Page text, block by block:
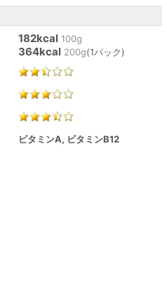
182kcal 100g
364kcal 200g(1パック)
ビタミンA, ビタミンB12